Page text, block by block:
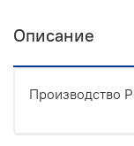
Описание
Производство